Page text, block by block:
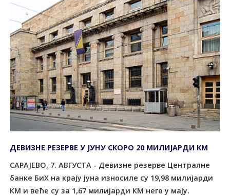
ДЕВИЗНЕ РЕЗЕРВЕ У ЈУНУ СКОРО 20 МИЛИЈАРДИ КМ
САРАЈЕВО, 7. АВГУСТА - Девизне резерве Централне
банке БиХ на крају јуна износиле су 19,98 милијарди
КМ и веће су за 1,67 милијарди КМ него у мају.